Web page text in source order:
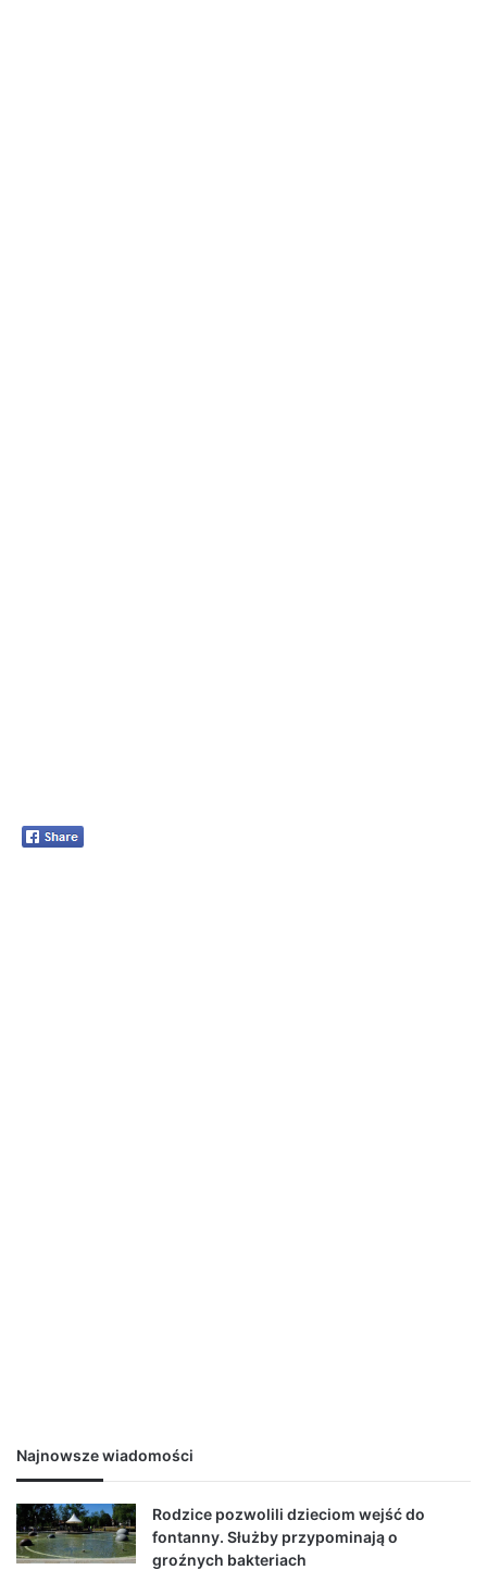
Najnowsze wiadomości
Rodzice pozwolili dzieciom wejść do
fontanny. Służby przypominają o
groźnych bakteriach